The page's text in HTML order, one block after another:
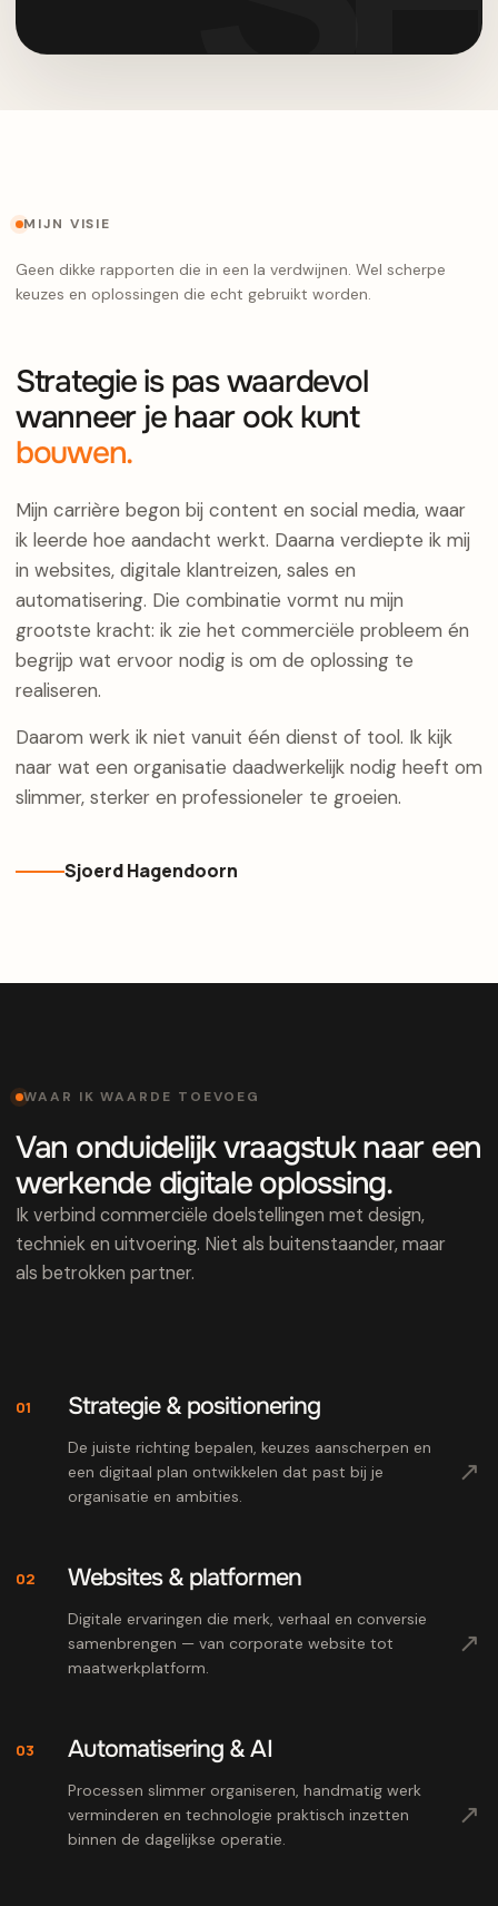
MIJN VISIE
Geen dikke rapporten die in een la verdwijnen. Wel scherpe
keuzes en oplossingen die echt gebruikt worden.
Strategie is pas waardevol
wanneer je haar ook kunt
bouwen.
Mijn carrière begon bij content en social media, waar
ik leerde hoe aandacht werkt. Daarna verdiepte ik mij
in websites, digitale klantreizen, sales en
automatisering. Die combinatie vormt nu mijn
grootste kracht: ik zie het commerciële probleem én
begrijp wat ervoor nodig is om de oplossing te
realiseren.
Daarom werk ik niet vanuit één dienst of tool. Ik kijk
naar wat een organisatie daadwerkelijk nodig heeft om
slimmer, sterker en professioneler te groeien.
Sjoerd Hagendoorn
WAAR IK WAARDE TOEVOEG
Van onduidelijk vraagstuk naar een
werkende digitale oplossing.
Ik verbind commerciële doelstellingen met design,
techniek en uitvoering. Niet als buitenstaander, maar
als betrokken partner.
01 Strategie & positionering
De juiste richting bepalen, keuzes aanscherpen en
een digitaal plan ontwikkelen dat past bij je
organisatie en ambities.
↗
02 Websites & platformen
Digitale ervaringen die merk, verhaal en conversie
samenbrengen — van corporate website tot
maatwerkplatform.
↗
03 Automatisering & AI
Processen slimmer organiseren, handmatig werk
verminderen en technologie praktisch inzetten
binnen de dagelijkse operatie.
↗